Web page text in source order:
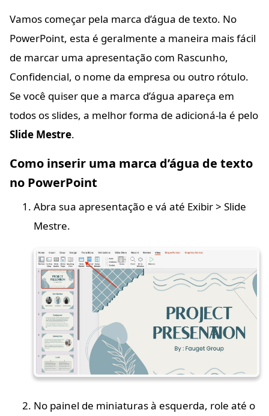
Vamos começar pela marca d’água de texto. No
PowerPoint, esta é geralmente a maneira mais fácil
de marcar uma apresentação com Rascunho,
Confidencial, o nome da empresa ou outro rótulo.
Se você quiser que a marca d’água apareça em
todos os slides, a melhor forma de adicioná-la é pelo
Slide Mestre.
Como inserir uma marca d’água de texto
no PowerPoint
Abra sua apresentação e vá até Exibir > Slide
Mestre.
No painel de miniaturas à esquerda, role até o